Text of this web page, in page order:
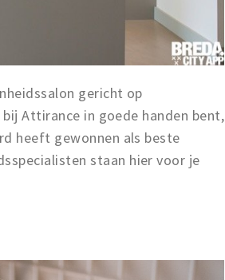
gericht op
Attirance in goede handen bent,
heeft gewonnen als beste
staan hier voor je